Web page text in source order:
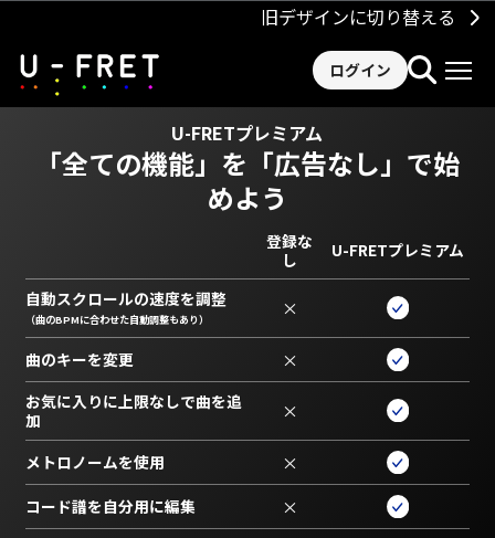
旧デザインに切り替える
ログイン
U-FRETプレミアム
「全ての機能」を 「広告なし」で始
めよう
登録な
し
U-FRETプレミアム
自動スクロールの速度を調整
（曲のBPMに合わせた自動調整もあり） ×
曲のキーを変更 ×
お気に入りに上限なしで曲を追
加
×
メトロノームを使用 ×
コード譜を自分用に編集 ×